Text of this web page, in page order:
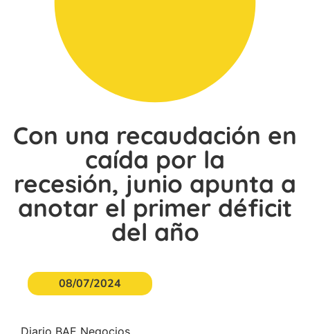
Con una recaudación en
caída por la
recesión, junio apunta a
anotar el primer déficit
del año
08/07/2024